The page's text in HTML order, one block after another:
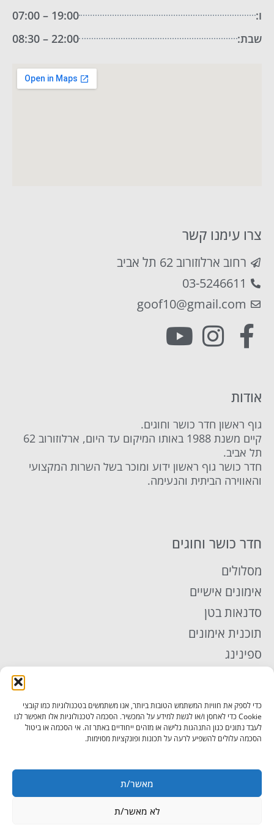
כדי לספק את חוויות המשתמש הטובות ביותר, אנו משתמשים בטכנולוגיות כמו קובצי
Cookie כדי לאחסן ו/או לגשת למידע על המכשיר. הסכמה לטכנולוגיות אלו תאפשר לנו
לעבד נתונים כגון התנהגות גלישה או מזהים ייחודיים באתר זה. אי הסכמה או ביטול
הסכמה עלולים להשפיע לרעה על תכונות ופונקציות מסוימות.
מאשר/ת
לא מאשר/ת
ו:
19:00 – 07:00
שבת:
22:00 – 08:30
צרו עימנו קשר
רחוב ארלוזורוב 62 תל אביב
03-5246611
goof10@gmail.com
אודות
גוף ראשון חדר כושר וחוגים.
קיים משנת 1988 באותו המיקום עד היום, ארלוזורוב 62
תל אביב.
חדר כושר גוף ראשון ידוע ומוכר בשל השרות המקצועי
והאווירה הביתית והנעימה.
חדר כושר וחוגים
מסלולים
אימונים אישיים
סדנאות בטן
תוכנית אימונים
ספינינג
יוגה
תקנון
הצהרת נגישות
מאמרים נוספים